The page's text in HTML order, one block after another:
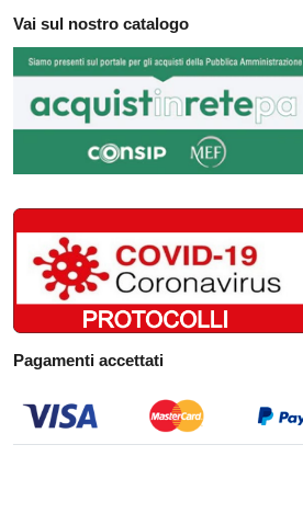
Vai sul nostro catalogo
Pagamenti accettati